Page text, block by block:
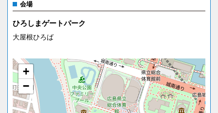
会場
ひろしまゲートパーク
大屋根ひろば
+
−